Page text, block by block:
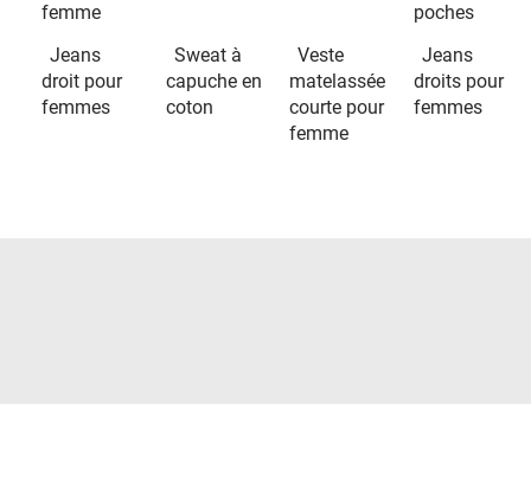
femme
poches
Jeans
droit pour
femmes
Sweat à
capuche en
coton
Veste
matelassée
courte pour
femme
Jeans
droits pour
femmes